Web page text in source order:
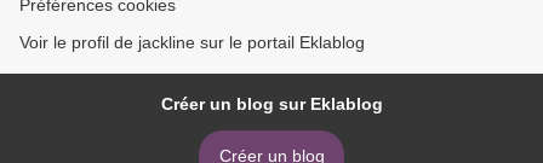
Préférences cookies
Voir le profil de jackline sur le portail Eklablog
Créer un blog sur Eklablog
Créer un blog